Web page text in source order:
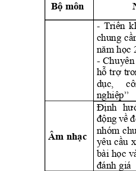
Bộ môn
- Triển
chung
năm học
- Chuyên
hỗ trợ
dục,
nghiệp”
Âm nhạc
Định
động về
nhóm
yêu cầu
bài học
đánh giá